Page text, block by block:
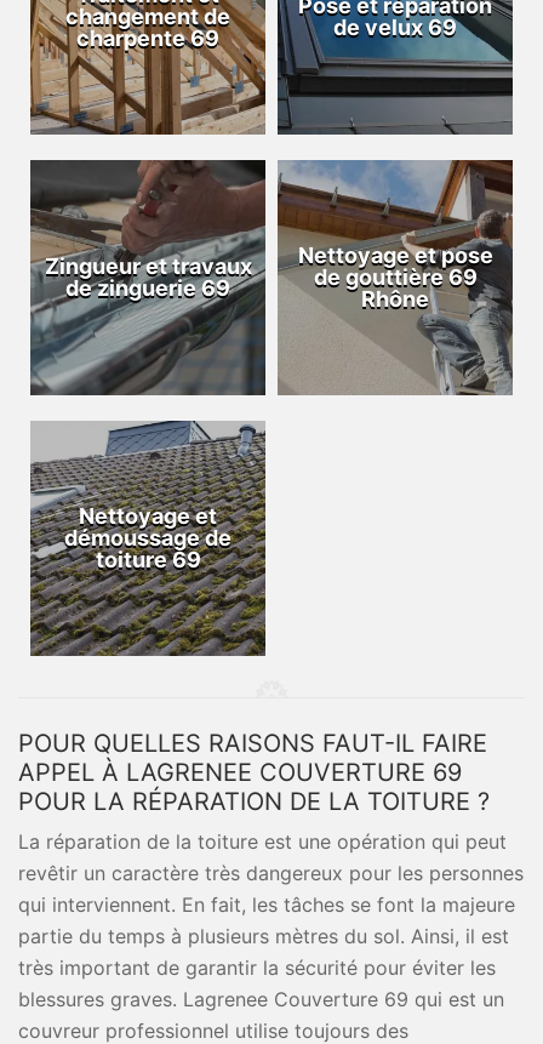
changement de
charpente 69
Pose et réparation
de velux 69
Zingueur et travaux
de zinguerie 69
Nettoyage et pose
de gouttière 69
Rhône
Nettoyage et
démoussage de
toiture 69
POUR QUELLES RAISONS FAUT-IL FAIRE
APPEL À LAGRENEE COUVERTURE 69
POUR LA RÉPARATION DE LA TOITURE ?
La réparation de la toiture est une opération qui peut
revêtir un caractère très dangereux pour les personnes
qui interviennent. En fait, les tâches se font la majeure
partie du temps à plusieurs mètres du sol. Ainsi, il est
très important de garantir la sécurité pour éviter les
blessures graves. Lagrenee Couverture 69 qui est un
couvreur professionnel utilise toujours des